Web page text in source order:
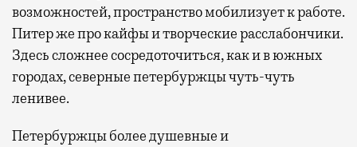
возможностей, пространство мобилизует к работе.
Питер же про кайфы и творческие расслабончики.
Здесь сложнее сосредоточиться, как и в южных
городах, северные петербуржцы чуть-чуть
ленивее.
Петербуржцы более душевные и